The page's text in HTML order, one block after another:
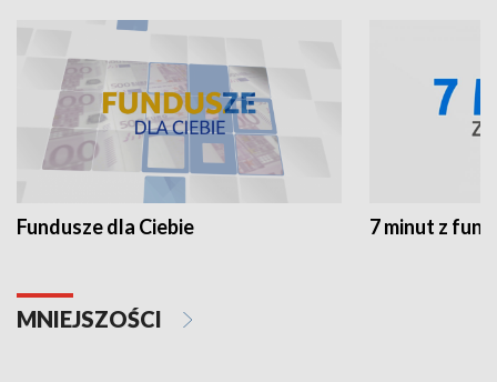
Fundusze dla Ciebie 7 minut z
MNIEJSZOŚCI